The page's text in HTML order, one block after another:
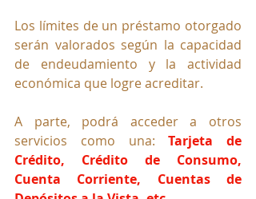
Los límites de un préstamo otorgado
serán valorados según la capacidad
de endeudamiento y la actividad
económica que logre acreditar.
A parte, podrá acceder a otros
servicios como una: Tarjeta de
Crédito, Crédito de Consumo,
Cuenta Corriente, Cuentas de